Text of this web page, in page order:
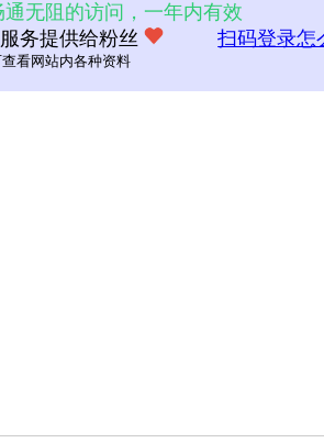
无阻的访问，一年内有效
务提供给粉丝
扫码登录怎
看网站内各种资料